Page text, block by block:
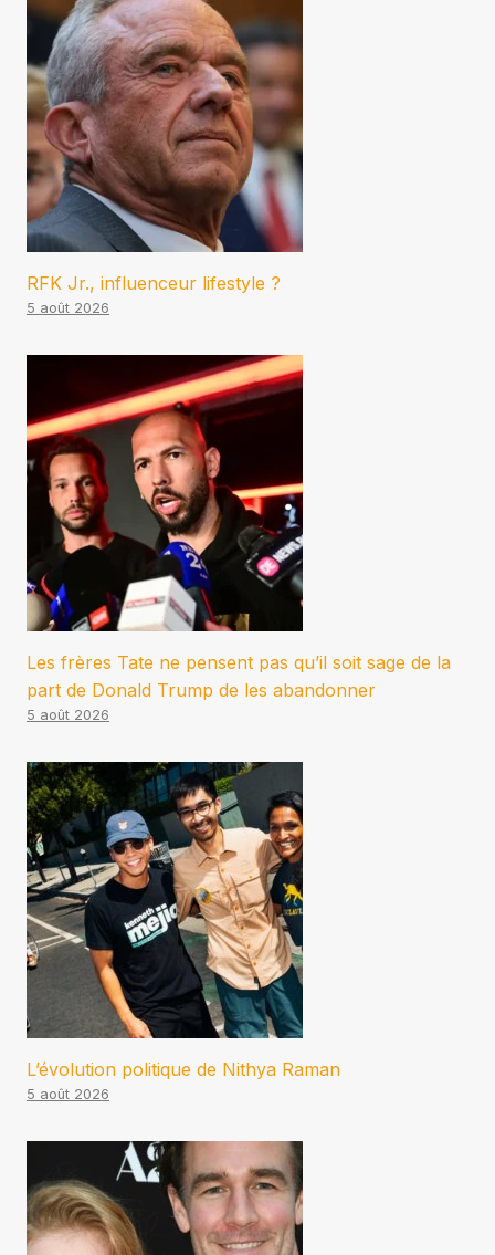
RFK Jr., influenceur lifestyle ?
5 août 2026
Les frères Tate ne pensent pas qu’il soit sage de la
part de Donald Trump de les abandonner
5 août 2026
L’évolution politique de Nithya Raman
5 août 2026